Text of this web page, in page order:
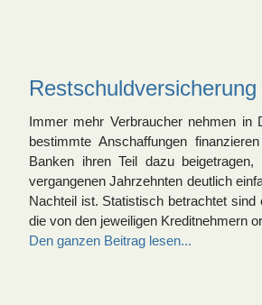
Immer mehr Verbraucher nehmen in
bestimmte Anschaffungen
Banken ihren Teil dazu
vergangenen Jahrzehnten deutlich
Nachteil ist. Statistisch betrachtet
die von den jeweiligen Kreditnehmern
Den ganzen Beitrag lesen...